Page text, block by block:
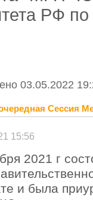
РФ
03.05.2022
Сессия
15:56
2021 г
и была